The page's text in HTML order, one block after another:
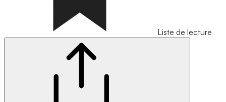
Liste de lecture